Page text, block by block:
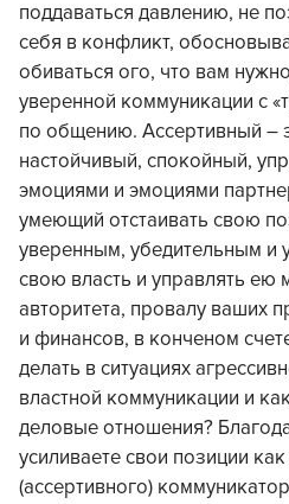
поддаваться давлению, не
себя в конфликт,
обиваться ого, что вам
уверенной коммуникации с
по общению. Ассертивный –
настойчивый, спокойный,
эмоциями и эмоциями
умеющий отстаивать свою
уверенным, убедительным
свою власть и управлять ею
авторитета, провалу ваших
и финансов, в конченом
делать в ситуациях
властной коммуникации и
деловые отношения?
усиливаете свои позиции
(ассертивного)